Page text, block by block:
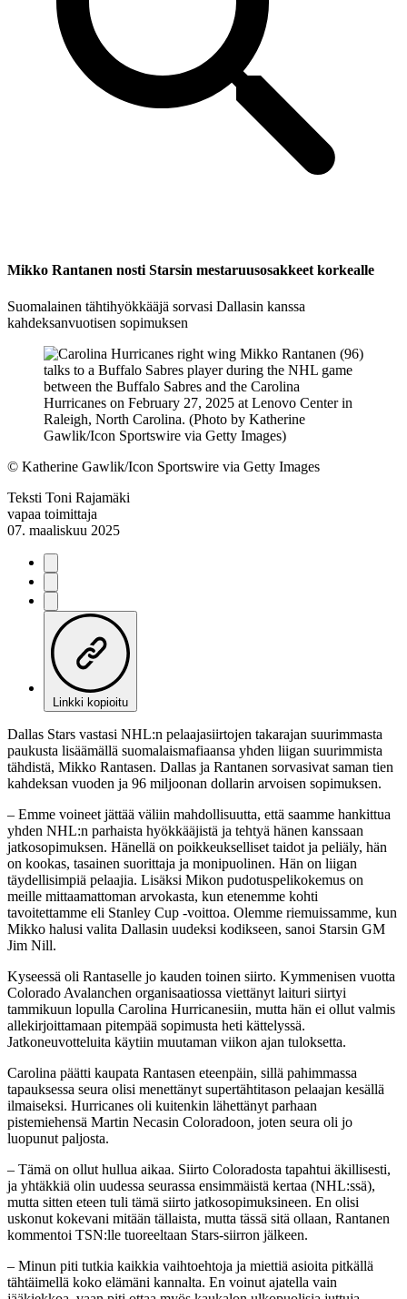
Mikko Rantanen nosti Starsin mestaruusosakkeet korkealle
Suomalainen tähtihyökkääjä sorvasi Dallasin kanssa
kahdeksanvuotisen sopimuksen
© Katherine Gawlik/Icon Sportswire via Getty Images
Teksti Toni Rajamäki
vapaa toimittaja
07. maaliskuu 2025
Linkki kopioitu
Dallas Stars vastasi NHL:n pelaajasiirtojen takarajan suurimmasta
paukusta lisäämällä suomalaismafiaansa yhden liigan suurimmista
tähdistä, Mikko Rantasen. Dallas ja Rantanen sorvasivat saman tien
kahdeksan vuoden ja 96 miljoonan dollarin arvoisen sopimuksen.
– Emme voineet jättää väliin mahdollisuutta, että saamme hankittua
yhden NHL:n parhaista hyökkääjistä ja tehtyä hänen kanssaan
jatkosopimuksen. Hänellä on poikkeukselliset taidot ja peliäly, hän
on kookas, tasainen suorittaja ja monipuolinen. Hän on liigan
täydellisimpiä pelaajia. Lisäksi Mikon pudotuspelikokemus on
meille mittaamattoman arvokasta, kun etenemme kohti
tavoitettamme eli Stanley Cup -voittoa. Olemme riemuissamme, kun
Mikko halusi valita Dallasin uudeksi kodikseen, sanoi Starsin GM
Jim Nill.
Kyseessä oli Rantaselle jo kauden toinen siirto. Kymmenisen vuotta
Colorado Avalanchen organisaatiossa viettänyt laituri siirtyi
tammikuun lopulla Carolina Hurricanesiin, mutta hän ei ollut valmis
allekirjoittamaan pitempää sopimusta heti kättelyssä.
Jatkoneuvotteluita käytiin muutaman viikon ajan tuloksetta.
Carolina päätti kaupata Rantasen eteenpäin, sillä pahimmassa
tapauksessa seura olisi menettänyt supertähtitason pelaajan kesällä
ilmaiseksi. Hurricanes oli kuitenkin lähettänyt parhaan
pistemiehensä Martin Necasin Coloradoon, joten seura oli jo
luopunut paljosta.
– Tämä on ollut hullua aikaa. Siirto Coloradosta tapahtui äkillisesti,
ja yhtäkkiä olin uudessa seurassa ensimmäistä kertaa (NHL:ssä),
mutta sitten eteen tuli tämä siirto jatkosopimuksineen. En olisi
uskonut kokevani mitään tällaista, mutta tässä sitä ollaan, Rantanen
kommentoi TSN:lle tuoreeltaan Stars-siirron jälkeen.
– Minun piti tutkia kaikkia vaihtoehtoja ja miettiä asioita pitkällä
tähtäimellä koko elämäni kannalta. En voinut ajatella vain